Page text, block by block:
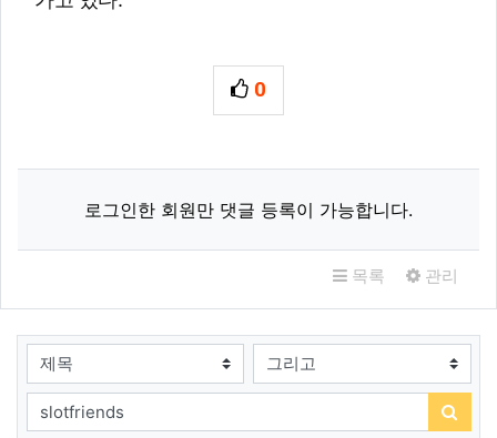
0
추천
로그인한 회원만 댓글 등록이 가능합니다.
목록 관리
검색대상
검색어